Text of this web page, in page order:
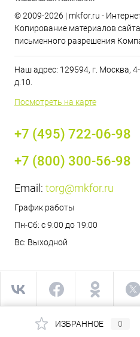
© 2009-2026 | mkfor.ru -
Копирование материалов
письменного разрешения
Наш адрес: 129594, г. Москва,
д.10.
Посмотреть на карте
+7 (495) 722-06-98
+7 (800) 300-56-98
Email: torg@mkfor.ru
График работы
Пн-Сб: с 9:00 до 19:00
Вс: Выходной
ИЗБРАННОЕ 0